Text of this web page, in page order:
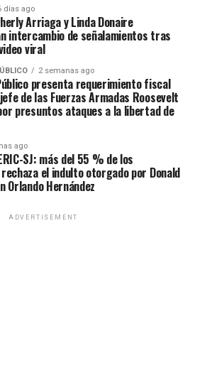
días ago
Arriaga y Linda Donaire
intercambio de señalamientos tras
viral
2 semanas ago
presenta requerimiento fiscal
de las Fuerzas Armadas Roosevelt
presuntos ataques a la libertad de
ago
SJ: más del 55 % de los
el indulto otorgado por Donald
Orlando Hernández
ADVERTISEMENT